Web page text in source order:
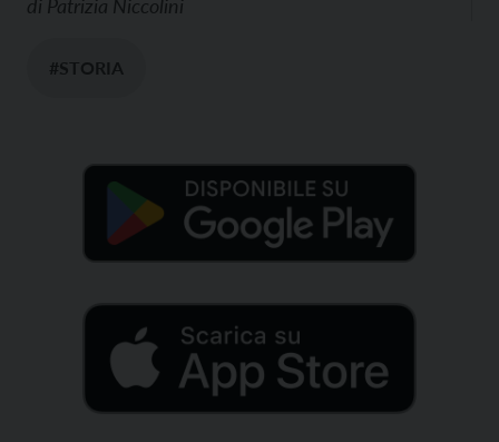
di Patrizia Niccolini
#STORIA